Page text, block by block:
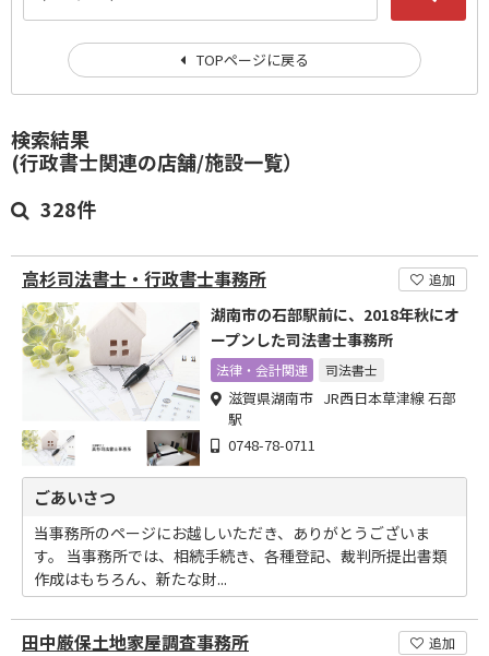
検索結果
(行政書士関連の店舗/施設一覧）
328件
高杉司法書士・行政書士事務所 追加
湖南市の石部駅前に、2018年秋にオ
ープンした司法書士事務所
法律・会計関連 司法書士
滋賀県湖南市 JR西日本草津線 石部
駅
0748-78-0711
ごあいさつ
当事務所のページにお越しいただき、ありがとうございま
す。 当事務所では、相続手続き、各種登記、裁判所提出書類
作成はもちろん、新たな財...
田中厳保土地家屋調査事務所 追加
TOPページに戻る